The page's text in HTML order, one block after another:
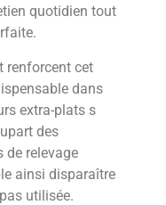
quotidien tout
renforcent cet
dans
extra-plats s
des
de relevage
ainsi disparaître
utilisée.